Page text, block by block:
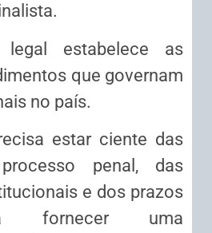
legal estabelece as
que governam
no país.
estar ciente das
penal, das
e dos prazos
fornecer uma